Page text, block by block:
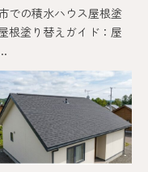
での積水ハウス屋根塗
根塗り替えガイド：屋